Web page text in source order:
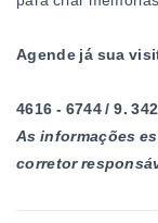
Agende já sua
4616 - 6744 / 9.
As informações
corretor